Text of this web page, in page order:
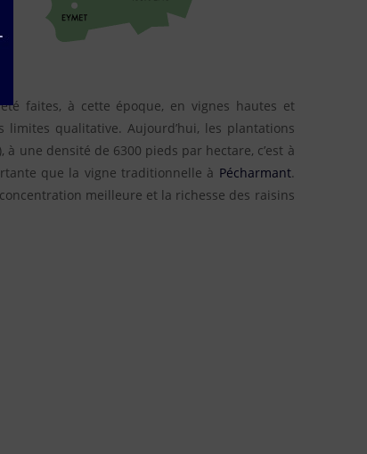
faites, à cette époque, en vignes hautes et
qualitative. Aujourd’hui, les plantations
à une densité de 6300 pieds par hectare, c’est à
que la vigne traditionnelle à Pécharmant.
meilleure et la richesse des raisins